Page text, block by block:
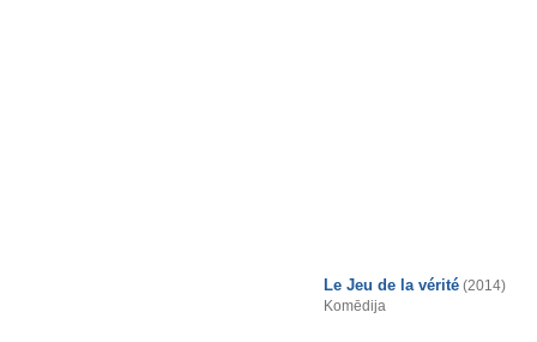
Le Jeu de la vérité (2014)
Komēdija